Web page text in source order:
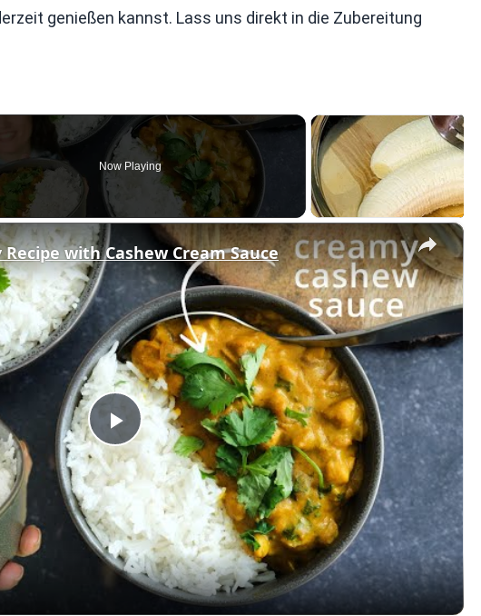
genießen kannst. Lass uns direkt in die Zubereitung
Now Playing
×
Play
Video
with Cashew Cream Sauce